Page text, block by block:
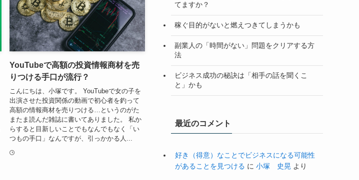
YouTubeで高額の投資情報商材を売
りつける手口が流行？
こんにちは、小塚です。 YouTubeで女の子を
出演させた投資関係の動画で初心者を釣って
高額の情報商材を売りつける…というのがた
またま読んだ雑誌に書いてありました。 私か
らすると目新しいことでもなんでもなく「い
つもの手口」なんですが、引っかかる人...
てますか？
稼ぐ目的がないと燃えつきてしまうかも
副業人の「時間がない」問題をクリアする方
法
ビジネス成功の秘訣は「相手の話を聞くこ
と」かも
最近のコメント
好き（得意）なことでビジネスになる可能性
があることを見つける に 小塚 史晃 より